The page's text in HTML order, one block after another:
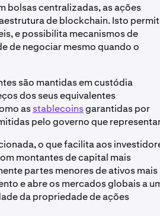
bolsas centralizadas, as ações
de blockchain. Isto
e possibilita mecanismos de
de negociar mesmo quando o
são mantidas em custódia
dos seus equivalentes
asstablecoinsgarantidas por
pelo governo que
o que facilita aos
montantes de capital mais
partes menores de ativos mais
e abre os mercados globais a
da propriedade de ações